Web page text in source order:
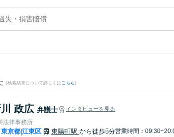
失・損害賠償
(検索結果について詳しくは こちら)
政広 弁護士 インタビューを見る
法律事務所
東京都|江東区 東陽町駅 から徒歩5分営業時間：